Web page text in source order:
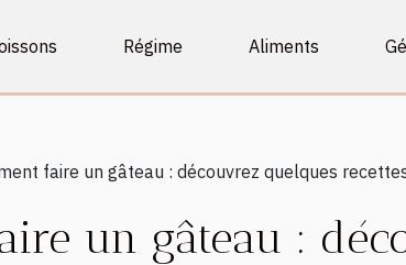
Régime Aliments
faire un gâteau : découvrez quelques
un gâteau :